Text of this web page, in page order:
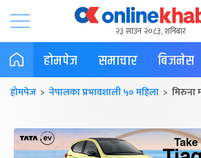
२३ साउन २०८३, शनिबार
होमपेज समाचार बिजनेस
होमपेज > नेपालका प्रभावशाली ५० महिला > मिरुना